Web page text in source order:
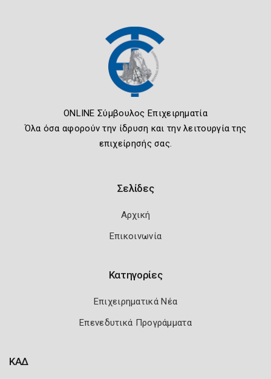
ONLINE Σύμβουλος Επιχειρηματία
Όλα όσα αφορούν την ίδρυση και την λειτουργία της
επιχείρησής σας.
Σελίδες
Αρχική
Επικοινωνία
Κατηγορίες
Επιχειρηματικά Νέα
Επενεδυτικά Προγράμματα
ΚΑΔ